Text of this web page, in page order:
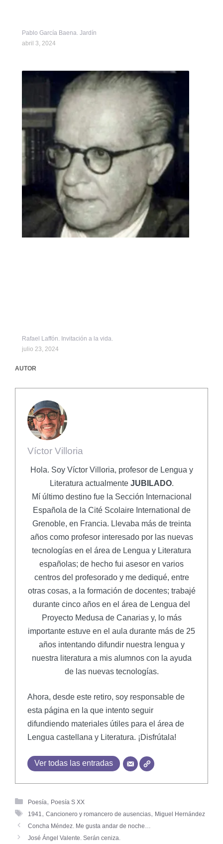
Pablo García Baena. Jardín
abril 3, 2024
Rafael Laffón. Invitación a la vida.
julio 23, 2024
AUTOR
Víctor Villoria
Hola. Soy Víctor Villoria, profesor de Lengua y
Literatura actualmente JUBILADO.
Mí último destino fue la Sección Internacional
Española de la Cité Scolaire International de
Grenoble, en Francia. Llevaba más de treinta
años como profesor interesado por las nuevas
tecnologías en el área de Lengua y Literatura
españolas; de hecho fui asesor en varios
centros del profesorado y me dediqué, entre
otras cosas, a la formación de docentes; trabajé
durante cinco años en el área de Lengua del
Proyecto Medusa de Canarias y, lo más
importante estuve en el aula durante más de 25
años intentando difundir nuestra lengua y
nuestra literatura a mis alumnos con la ayuda
de las nuevas tecnologías.
Ahora, desde este retiro, soy responsable de
esta página en la que intento seguir
difundiendo materiales útiles para el área de
Lengua castellana y Literatura. ¡Disfrútala!
Ver todas las entradas
Poesía, Poesía S XX
1941, Cancionero y romancero de ausencias, Miguel Hernández
Concha Méndez. Me gusta andar de noche…
José Ángel Valente. Serán ceniza.